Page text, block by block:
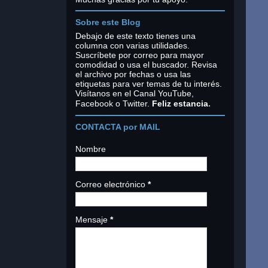
Sobre este Blog
Debajo de este texto tienes una
columna con varias utilidades.
Suscríbete por correo para mayor
comodidad o usa el buscador. Revisa
el archivo por fechas o usa las
etiquetas para ver temas de tu interés.
Visítanos en el Canal YouTube,
Facebook o Twitter. Feliz estancia.
CONTACTA por MAIL
Nombre
Correo electrónico *
Mensaje *